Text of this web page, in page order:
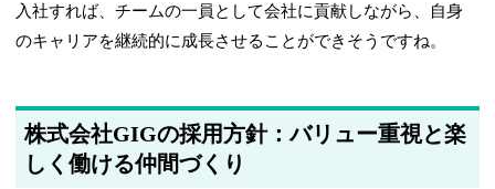
入社すれば、チームの一員として会社に貢献しながら、自身
のキャリアを継続的に成長させることができそうですね。
株式会社GIGの採用方針：バリュー重視と楽
しく働ける仲間づくり